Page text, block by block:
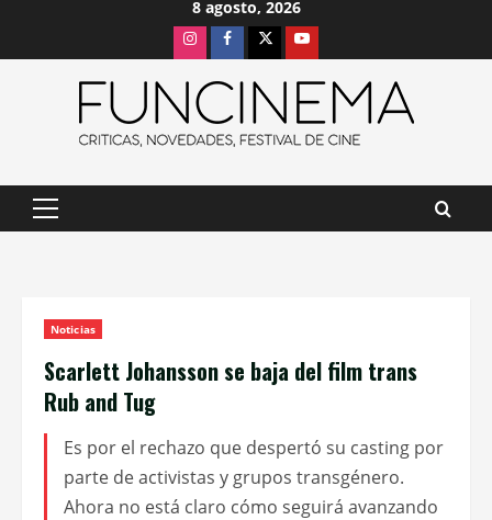
8 agosto, 2026
InstagramFacebook
X Youtube
Menú
Noticias
Scarlett Johansson se baja del film trans
Rub and Tug
Es por el rechazo que despertó su casting por
parte de activistas y grupos transgénero.
Ahora no está claro cómo seguirá avanzando